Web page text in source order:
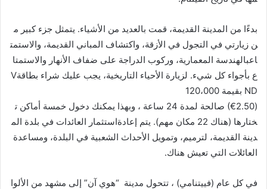
بدءًا من المدينة القديمة، قمت بالعديد من الأشياء. يتمثل جزء كبير م
ن زيارتي في التجول في الأزقة، واكتشاف المباني القديمة، والاستمت
اعبالهندسة المعمارية، وركوب الدراجة على ضفاف الأنهار والاستمتا
ع بأجواء كل شيء. لزيارة الأحياء التاريخية، يجب عليك شراء بطاقةV
ND بقيمة 120،000
(2.50€) صالحة لمدة 24 ساعة ، وبهذا يمكنك دخول خمسة أماكن ت
ختارها (هناك 22 مكان مهم). يتم إعادةاستثمار العائدات في بلدة الم
دينة القديمة، لترميم، وتمويل الأحداث الشعبية في البلدة، ومساعدة
العائلات التي تعيش هناك.
في كل عام (فييتنامي) ، تتحول مدينة “هوي آن” إلى مشهد من الألوا